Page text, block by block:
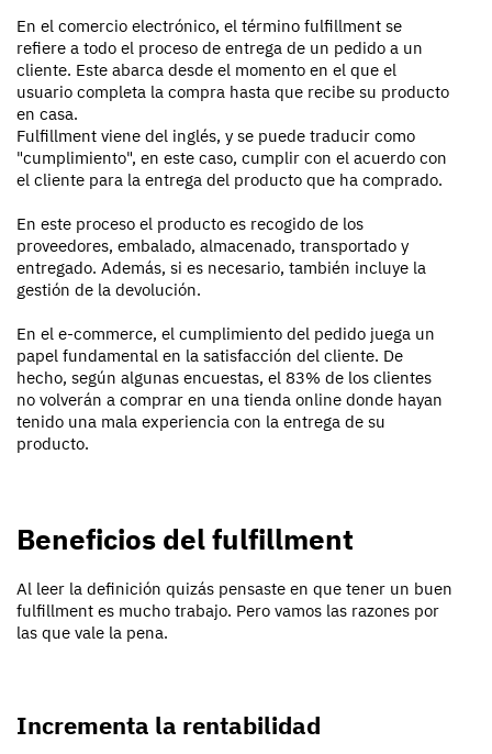
En el comercio electrónico, el término fulfillment se
refiere a todo el proceso de entrega de un pedido a un
cliente. Este abarca desde el momento en el que el
usuario completa la compra hasta que recibe su producto
en casa.
Fulfillment viene del inglés, y se puede traducir como
"cumplimiento", en este caso, cumplir con el acuerdo con
el cliente para la entrega del producto que ha comprado.
En este proceso el producto es recogido de los
proveedores, embalado, almacenado, transportado y
entregado. Además, si es necesario, también incluye la
gestión de la devolución.
En el e-commerce, el cumplimiento del pedido juega un
papel fundamental en la satisfacción del cliente. De
hecho, según algunas encuestas, el 83% de los clientes
no volverán a comprar en una tienda online donde hayan
tenido una mala experiencia con la entrega de su
producto.
Beneficios del fulfillment
Al leer la definición quizás pensaste en que tener un buen
fulfillment es mucho trabajo. Pero vamos las razones por
las que vale la pena.
Incrementa la rentabilidad